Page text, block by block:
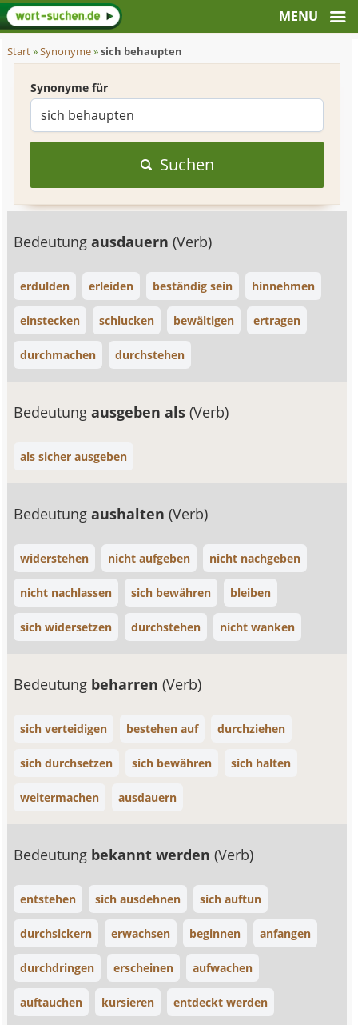
Start»Synonyme»sich behaupten
Synonyme für
Suchen
Bedeutungausdauern(Verb)
erdulden erleiden beständig sein hinnehmen
einstecken schlucken bewältigen ertragen
durchmachen durchstehen
Bedeutungausgeben als(Verb)
als sicher ausgeben
Bedeutungaushalten(Verb)
widerstehen nicht aufgeben nicht nachgeben
nicht nachlassen sich bewähren bleiben
sich widersetzen durchstehen nicht wanken
Bedeutung beharren(Verb)
sich verteidigen bestehen auf durchziehen
sich durchsetzen sich bewähren sich halten
weitermachen ausdauern
Bedeutung bekannt werden(Verb)
entstehen sich ausdehnen sich auftun
durchsickern erwachsen beginnen anfangen
durchdringen erscheinen aufwachen
auftauchen kursieren entdeckt werden